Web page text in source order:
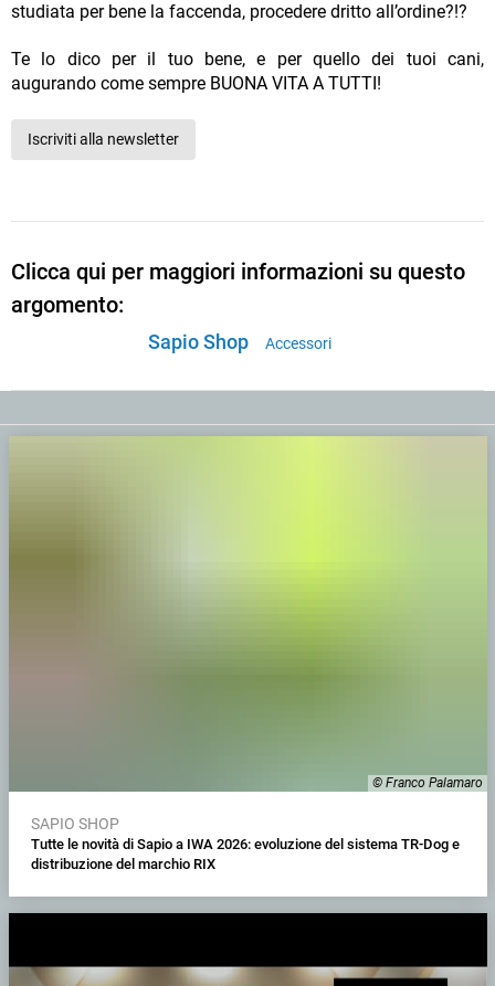
studiata per bene la faccenda, procedere dritto all’ordine?!?
Te lo dico per il tuo bene, e per quello dei tuoi cani,
augurando come sempre BUONA VITA A TUTTI!
Iscriviti alla newsletter
Clicca qui per maggiori informazioni su questo
argomento:
Sapio Shop Accessori
© Franco Palamaro
SAPIO SHOP
Tutte le novità di Sapio a IWA 2026: evoluzione del sistema TR-Dog e
distribuzione del marchio RIX